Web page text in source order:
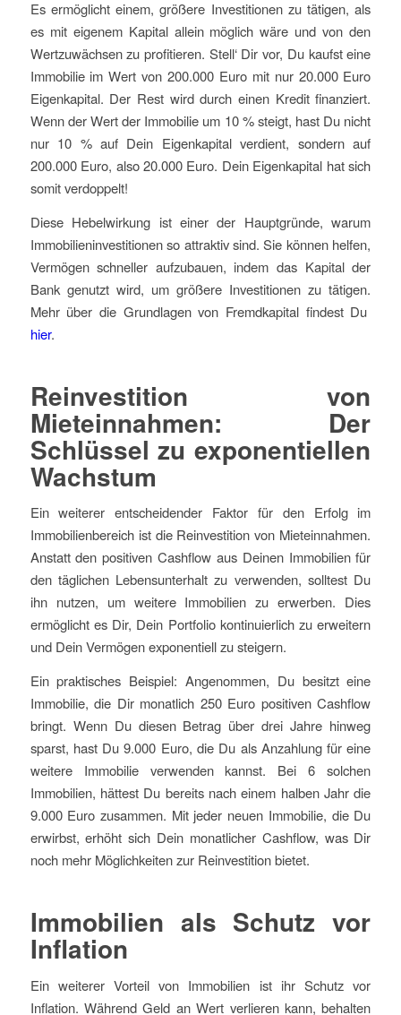
Es ermöglicht einem, größere Investitionen zu tätigen, als
es mit eigenem Kapital allein möglich wäre und von den
Wertzuwächsen zu profitieren. Stell‘ Dir vor, Du kaufst eine
Immobilie im Wert von 200.000 Euro mit nur 20.000 Euro
Eigenkapital. Der Rest wird durch einen Kredit finanziert.
Wenn der Wert der Immobilie um 10 % steigt, hast Du nicht
nur 10 % auf Dein Eigenkapital verdient, sondern auf
200.000 Euro, also 20.000 Euro. Dein Eigenkapital hat sich
somit verdoppelt!
Diese Hebelwirkung ist einer der Hauptgründe, warum
Immobilieninvestitionen so attraktiv sind. Sie können helfen,
Vermögen schneller aufzubauen, indem das Kapital der
Bank genutzt wird, um größere Investitionen zu tätigen.
Mehr über die Grundlagen von Fremdkapital findest Du
hier.
Reinvestition von
Mieteinnahmen: Der
Schlüssel zu exponentiellen
Wachstum
Ein weiterer entscheidender Faktor für den Erfolg im
Immobilienbereich ist die Reinvestition von Mieteinnahmen.
Anstatt den positiven Cashflow aus Deinen Immobilien für
den täglichen Lebensunterhalt zu verwenden, solltest Du
ihn nutzen, um weitere Immobilien zu erwerben. Dies
ermöglicht es Dir, Dein Portfolio kontinuierlich zu erweitern
und Dein Vermögen exponentiell zu steigern.
Ein praktisches Beispiel: Angenommen, Du besitzt eine
Immobilie, die Dir monatlich 250 Euro positiven Cashflow
bringt. Wenn Du diesen Betrag über drei Jahre hinweg
sparst, hast Du 9.000 Euro, die Du als Anzahlung für eine
weitere Immobilie verwenden kannst. Bei 6 solchen
Immobilien, hättest Du bereits nach einem halben Jahr die
9.000 Euro zusammen. Mit jeder neuen Immobilie, die Du
erwirbst, erhöht sich Dein monatlicher Cashflow, was Dir
noch mehr Möglichkeiten zur Reinvestition bietet.
Immobilien als Schutz vor
Inflation
Ein weiterer Vorteil von Immobilien ist ihr Schutz vor
Inflation. Während Geld an Wert verlieren kann, behalten